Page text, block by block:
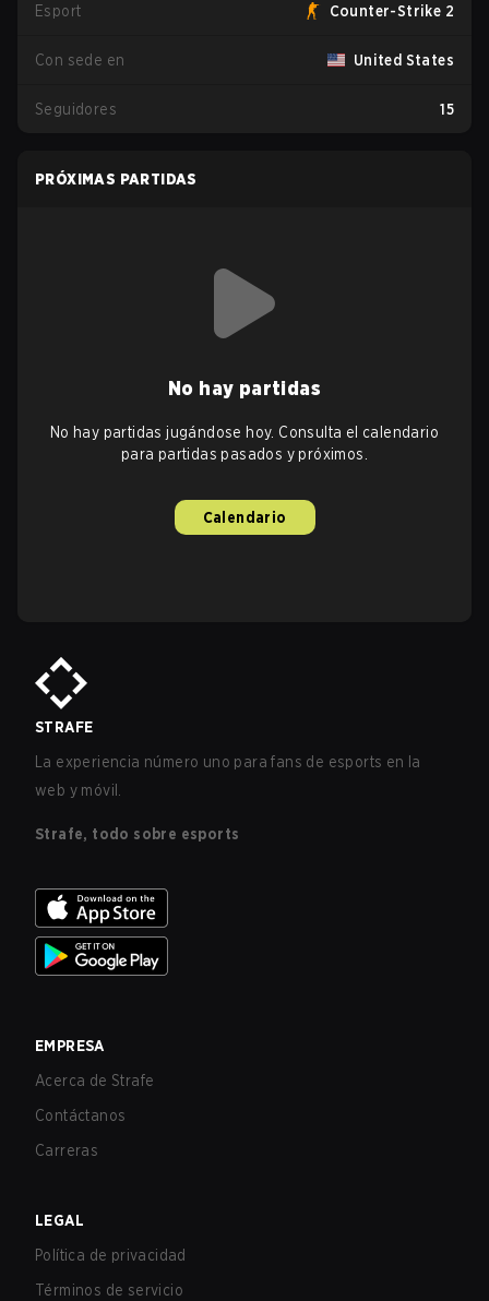
Esport Counter-Strike 2
Con sede en United States
Seguidores 15
PRÓXIMAS PARTIDAS
No hay partidas
No hay partidas jugándose hoy. Consulta el calendario
para partidas pasados y próximos.
Calendario
STRAFE
La experiencia número uno para fans de esports en la
web y móvil.
Strafe, todo sobre esports
EMPRESA
Acerca de Strafe
Contáctanos
Carreras
LEGAL
Política de privacidad
Términos de servicio